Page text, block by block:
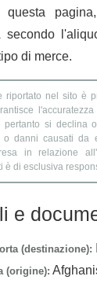
questa
secondo
di merce.
riportato nel sito è
pertanto si declina
o danni causati da
in relazione
è di esclusiva
e
(destinazione):
(origine):